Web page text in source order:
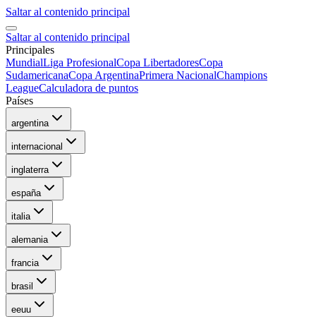
Saltar al contenido principal
Saltar al contenido principal
Principales
MundialLiga ProfesionalCopa LibertadoresCopa
SudamericanaCopa ArgentinaPrimera NacionalChampions
LeagueCalculadora de puntos
Países
argentina
internacional
inglaterra
españa
italia
alemania
francia
brasil
eeuu